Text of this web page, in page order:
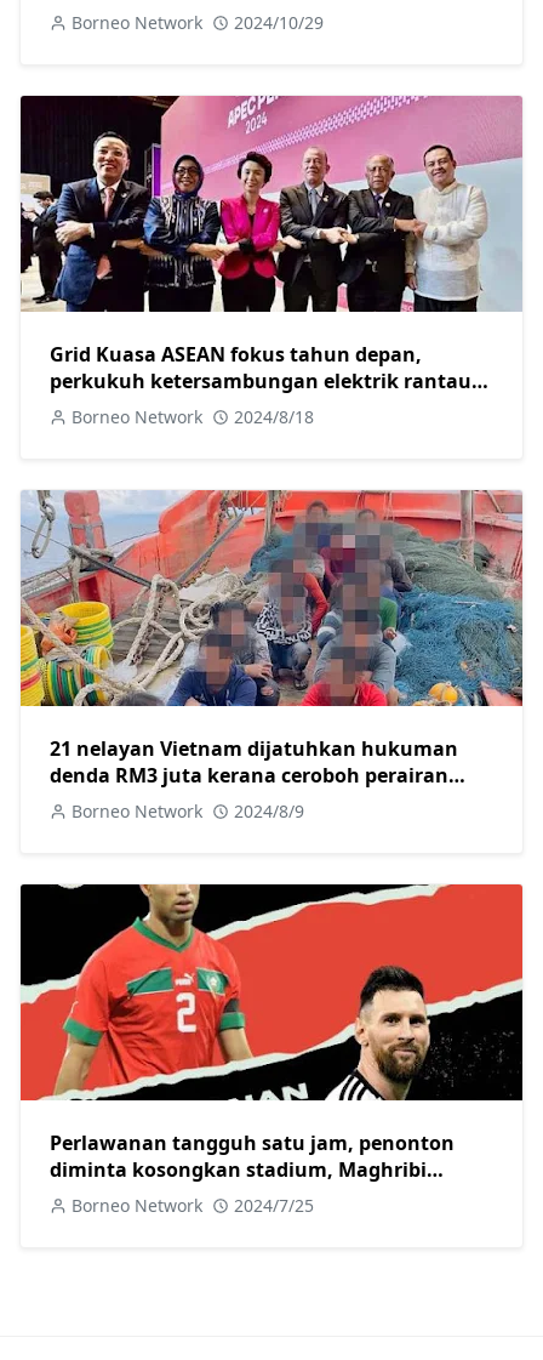
Borneo Network 2024/10/29
Grid Kuasa ASEAN fokus tahun depan,
perkukuh ketersambungan elektrik rantau
ASEAN- TPM Fadillah
Borneo Network 2024/8/18
21 nelayan Vietnam dijatuhkan hukuman
denda RM3 juta kerana ceroboh perairan
negara
Borneo Network 2024/8/9
Perlawanan tangguh satu jam, penonton
diminta kosongkan stadium, Maghribi
aibkan Argentina 2-1
Borneo Network 2024/7/25